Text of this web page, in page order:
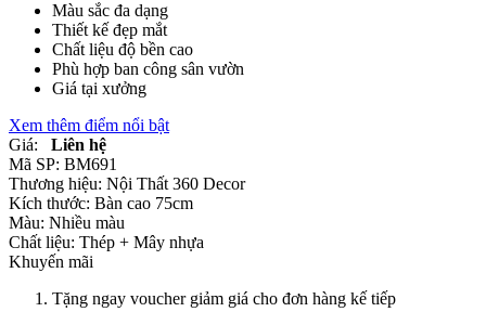
Màu sắc đa dạng
Thiết kế đẹp mắt
Chất liệu độ bền cao
Phù hợp ban công sân vườn
Giá tại xưởng
Xem thêm điểm nổi bật
Giá:
Liên hệ
Mã SP: BM691
Thương hiệu: Nội Thất 360 Decor
Kích thước: Bàn cao 75cm
Màu: Nhiều màu
Chất liệu: Thép + Mây nhựa
Khuyến mãi
Tặng ngay voucher giảm giá cho đơn hàng kế tiếp